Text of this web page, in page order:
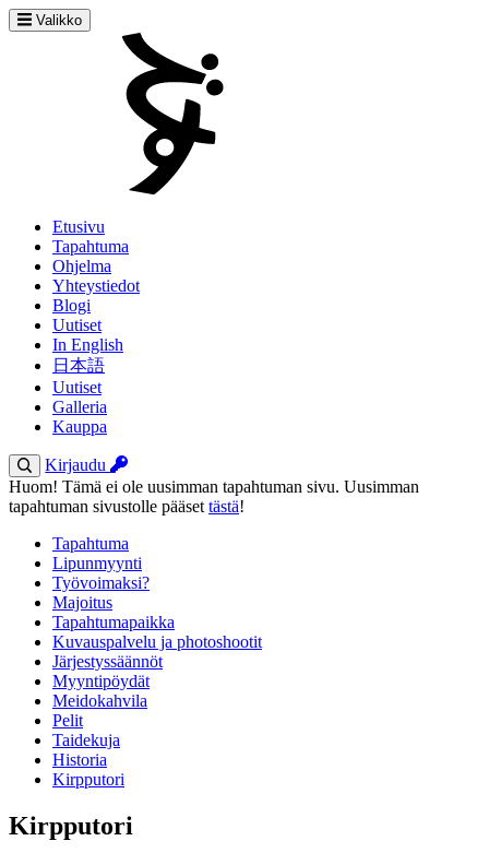
Valikko
Etusivu
Tapahtuma
Ohjelma
Yhteystiedot
Blogi
Uutiset
In English
日本語
Uutiset
Galleria
Kauppa
Kirjaudu
Huom! Tämä ei ole uusimman tapahtuman sivu. Uusimman
tapahtuman sivustolle pääset tästä!
Tapahtuma
Lipunmyynti
Työvoimaksi?
Majoitus
Tapahtumapaikka
Kuvauspalvelu ja photoshootit
Järjestyssäännöt
Myyntipöydät
Meidokahvila
Pelit
Taidekuja
Historia
Kirpputori
Kirpputori